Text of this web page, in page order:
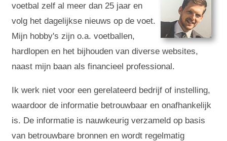
voetbal zelf al meer dan 25 jaar en
volg het dagelijkse nieuws op de voet.
Mijn hobby's zijn o.a. voetballen,
hardlopen en het bijhouden van diverse websites,
naast mijn baan als financieel professional.
Ik werk niet voor een gerelateerd bedrijf of instelling,
waardoor de informatie betrouwbaar en onafhankelijk
is. De informatie is nauwkeurig verzameld op basis
van betrouwbare bronnen en wordt regelmatig